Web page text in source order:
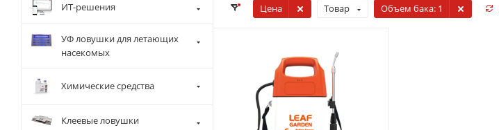
Цена Товар Объем бака: 1
ИТ-решения
УФ ловушки для летающих
насекомых
Химические средства
Клеевые ловушки